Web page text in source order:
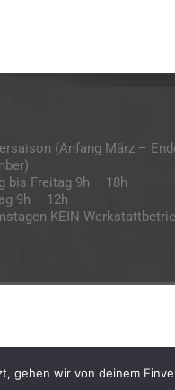
(Anfang März –
bis Freitag 9h – 18h
9h – 12h
KEIN
gehen wir von deinem